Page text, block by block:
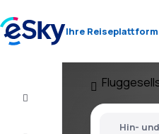
Ihre Reiseplattform
Hin-